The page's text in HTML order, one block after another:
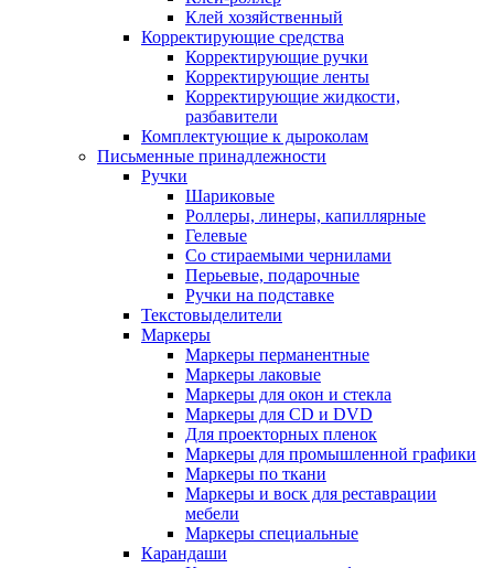
Клей хозяйственный
Корректирующие средства
Корректирующие ручки
Корректирующие ленты
Корректирующие жидкости,
разбавители
Комплектующие к дыроколам
Письменные принадлежности
Ручки
Шариковые
Роллеры, линеры, капиллярные
Гелевые
Со стираемыми чернилами
Перьевые, подарочные
Ручки на подставке
Текстовыделители
Маркеры
Маркеры перманентные
Маркеры лаковые
Маркеры для окон и стекла
Маркеры для CD и DVD
Для проекторных пленок
Маркеры для промышленной графики
Маркеры по ткани
Маркеры и воск для реставрации
мебели
Маркеры специальные
Карандаши